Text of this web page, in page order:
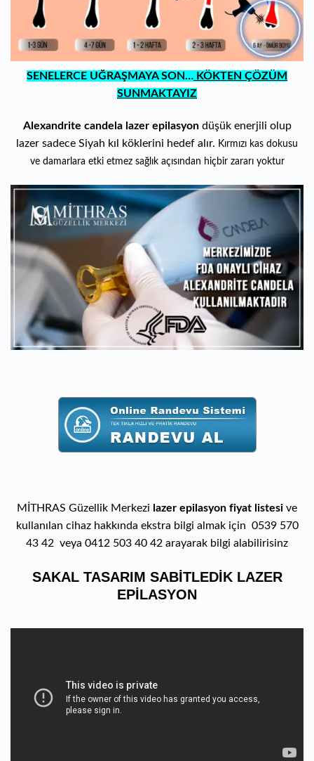
SENELERCE UĞRAŞMAYA SON… KÖKTEN ÇÖZÜM
SUNMAKTAYIZ
Alexandrite candela lazer epilasyondüşük enerjili olup
lazer sadece Siyah kıl köklerini hedef alır. Kırmızı kas dokusu
ve damarlara etki etmez sağlık açısından hiçbir zararı yoktur
MİTHRAS Güzellik Merkezi lazer epilasyon fiyat listesi ve
kullanılan cihaz hakkında ekstra bilgi almak için 0539 570
43 42 veya 0412 503 40 42 arayarak bilgi alabilirisinz
SAKAL TASARIM SABİTLEDİK LAZER
EPİLASYON